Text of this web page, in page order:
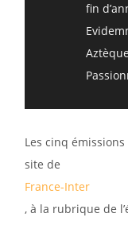
fin
Les cinq
site de
France-Inter
, à la rubrique de